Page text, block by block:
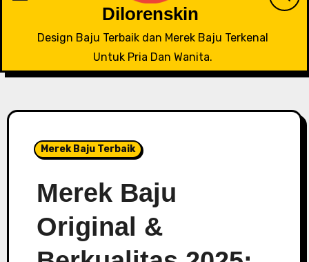
Dilorenskin
Design Baju Terbaik dan Merek Baju Terkenal
Untuk Pria Dan Wanita.
Merek Baju Terbaik
Merek Baju
Original &